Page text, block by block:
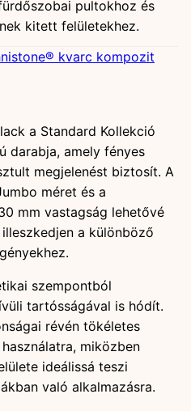
pultokhoz és
kitett felületekhez.
kvarc kompozit
a Standard Kollekció
darabja, amely fényes
megjelenést biztosít. A
méret és a
mm vastagság lehetővé
a különböző
szempontból
tartósságával is hódít.
révén tökéletes
miközben
ideálissá teszi
való alkalmazásra.